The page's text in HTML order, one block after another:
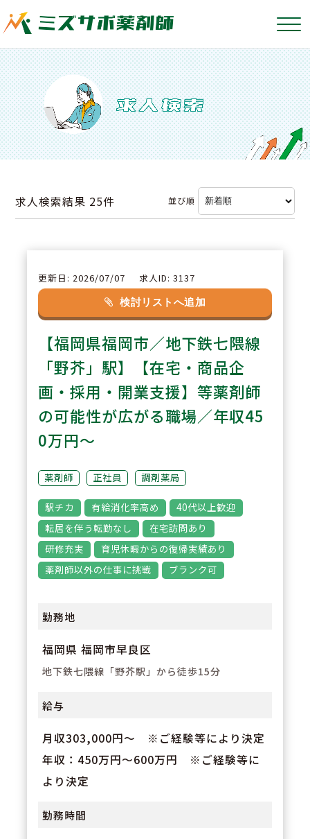
求人検索結果 25件 並び順
更新日: 2026/07/07 求人ID: 3137
検討リストへ追加
【福岡県福岡市／地下鉄七隈線
「野芥」駅】【在宅・商品企
画・採用・開業支援】等薬剤師
の可能性が広がる職場／年収45
0万円～
薬剤師 正社員 調剤薬局
駅チカ 有給消化率高め
40代以上歓迎
転居を伴う転勤なし
在宅訪問あり
研修充実
育児休暇からの復帰実績あり
薬剤師以外の仕事に挑戦
ブランク可
勤務地
福岡県 福岡市早良区
地下鉄七隈線「野芥駅」から徒歩15分
給与
月収303,000円～ ※ご経験等により決定
年収：450万円～600万円 ※ご経験等に
より決定
勤務時間